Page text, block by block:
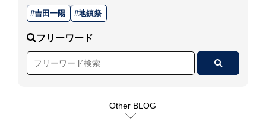
吉田一陽 地鎮祭
フリーワード
Other BLOG